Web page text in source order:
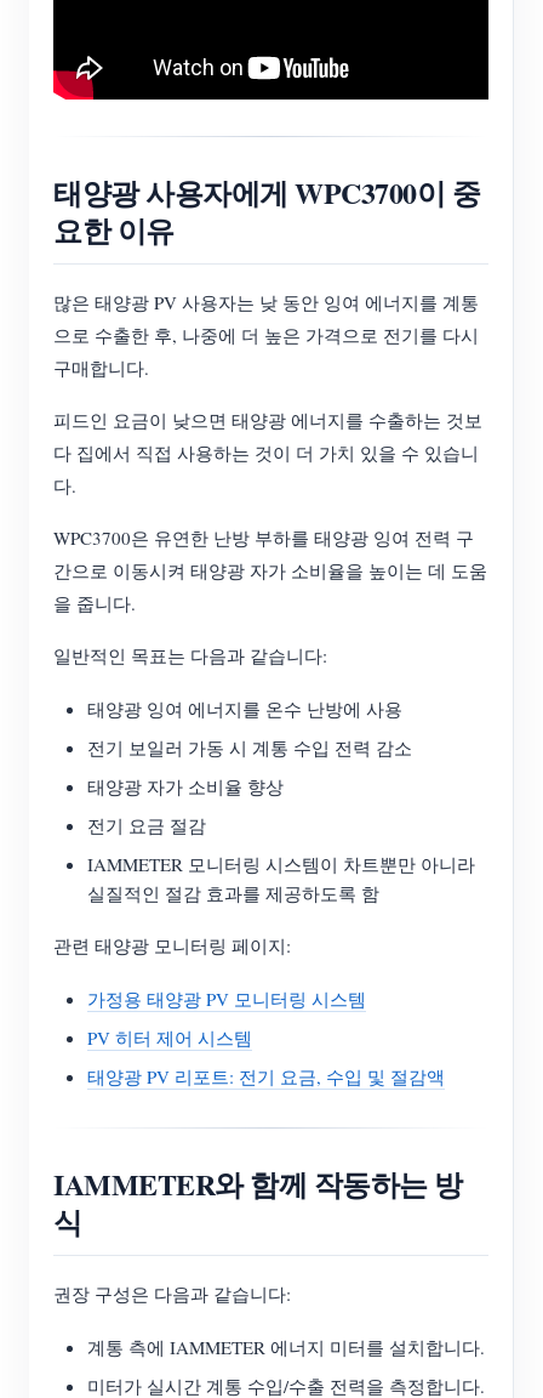
태양광 사용자에게 WPC3700이 중
요한 이유
많은 태양광 PV 사용자는 낮 동안 잉여 에너지를 계통
으로 수출한 후, 나중에 더 높은 가격으로 전기를 다시
구매합니다.
피드인 요금이 낮으면 태양광 에너지를 수출하는 것보
다 집에서 직접 사용하는 것이 더 가치 있을 수 있습니
다.
WPC3700은 유연한 난방 부하를 태양광 잉여 전력 구
간으로 이동시켜 태양광 자가 소비율을 높이는 데 도움
을 줍니다.
일반적인 목표는 다음과 같습니다:
태양광 잉여 에너지를 온수 난방에 사용
전기 보일러 가동 시 계통 수입 전력 감소
태양광 자가 소비율 향상
전기 요금 절감
IAMMETER 모니터링 시스템이 차트뿐만 아니라
실질적인 절감 효과를 제공하도록 함
관련 태양광 모니터링 페이지:
가정용 태양광 PV 모니터링 시스템
PV 히터 제어 시스템
태양광 PV 리포트: 전기 요금, 수입 및 절감액
IAMMETER와 함께 작동하는 방
식
권장 구성은 다음과 같습니다:
계통 측에 IAMMETER 에너지 미터를 설치합니다.
미터가 실시간 계통 수입/수출 전력을 측정합니다.